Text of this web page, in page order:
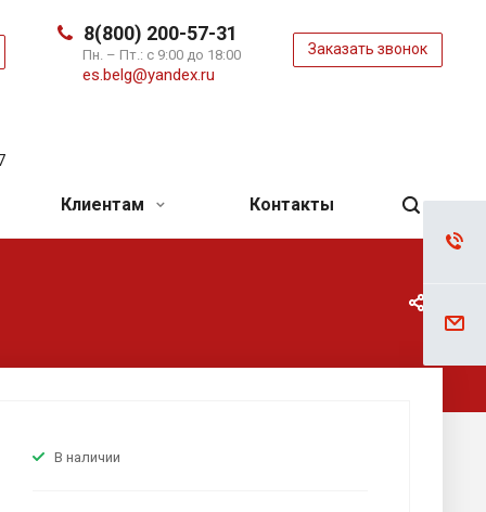
8(800) 200-57-31
Пн. – Пт.: с 9:00 до 18:00
es.belg@yandex.ru
Заказать звонок
Клиентам Контакты
В наличии